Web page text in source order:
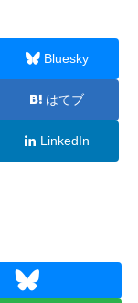
Bluesky
はてブ
LinkedIn